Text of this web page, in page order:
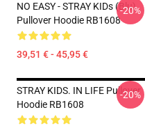
NO EASY - STRAY KIDs (blu)
Pullover Hoodie RB1608
39,51 € - 45,95 €
-20%
STRAY KIDS. IN LIFE Pullover
Hoodie RB1608
-20%